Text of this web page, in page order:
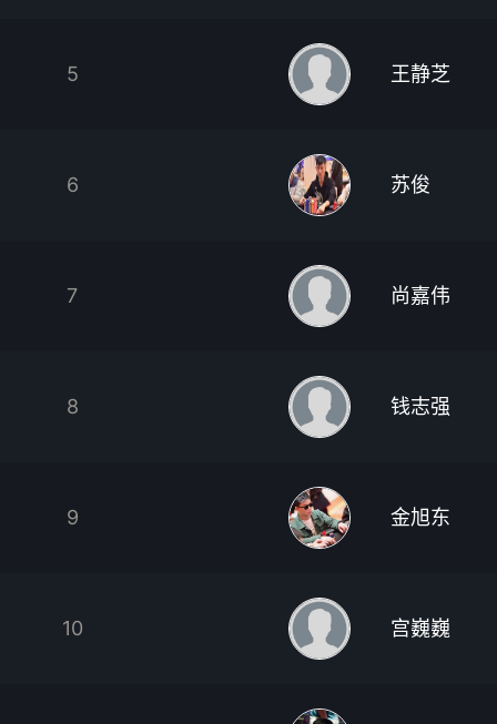
5 王静芝
6 苏俊
7 尚嘉伟
8 钱志强
9 金旭东
10 宫巍巍